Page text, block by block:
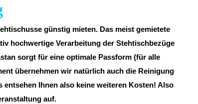
günstig mieten. Das meist gemietete
hochwertige Verarbeitung der Stehtischbezüge
sorgt für eine optimale Passform (für alle
übernehmen wir natürlich auch die Reinigung
Ihnen also keine weiteren Kosten! Also
auf.